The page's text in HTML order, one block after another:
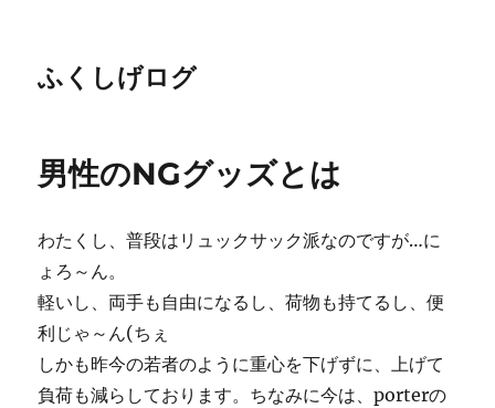
ふくしげログ
男性のNGグッズとは
わたくし、普段はリュックサック派なのですが…に
ょろ～ん。
軽いし、両手も自由になるし、荷物も持てるし、便
利じゃ～ん(ちぇ
しかも昨今の若者のように重心を下げずに、上げて
負荷も減らしております。ちなみに今は、porterの